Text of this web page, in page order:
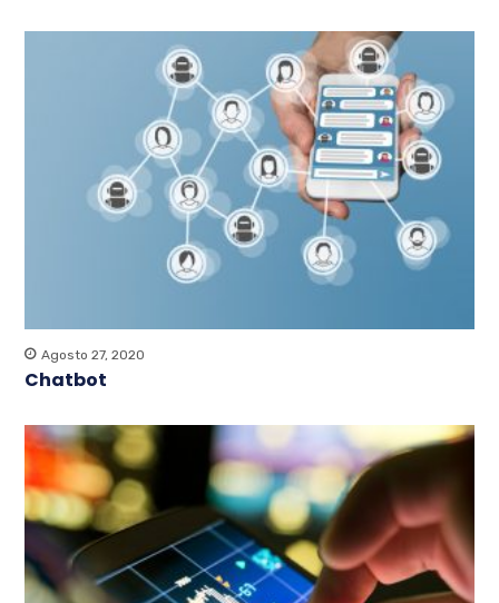
Agosto 27, 2020
Chatbot